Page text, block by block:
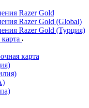
Razer Gold
Razer Gold (Global)
Razer Gold (Турция)
карта